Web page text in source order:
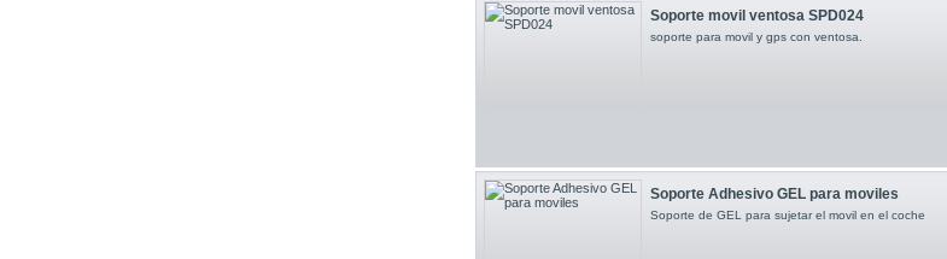
Soporte movil ventosa SPD024
soporte para movil y gps con ventosa.
Soporte Adhesivo GEL para moviles
Soporte de GEL para sujetar el movil en el coche